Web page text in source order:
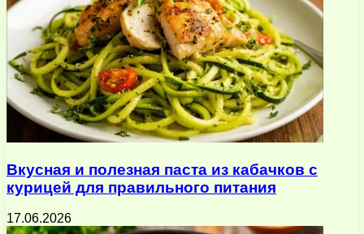
Вкусная и полезная паста из кабачков с
курицей для правильного питания
17.06.2026